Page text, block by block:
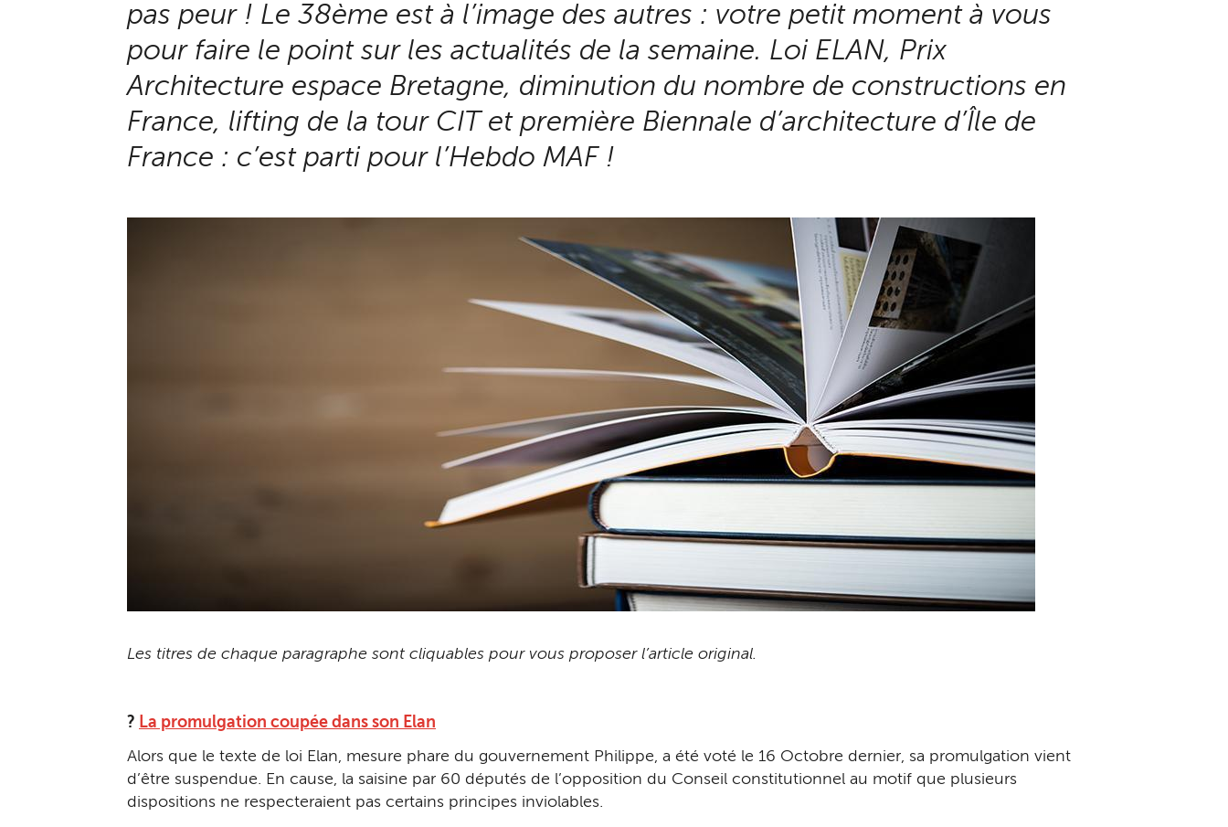
pas peur ! Le 38ème est à l’image des autres : votre petit moment à vous
pour faire le point sur les actualités de la semaine. Loi ELAN, Prix
Architecture espace Bretagne, diminution du nombre de constructions en
France, lifting de la tour CIT et première Biennale d’architecture d’Île de
France : c’est parti pour l’Hebdo MAF !
Les titres de chaque paragraphe sont cliquables pour vous proposer l’article original.
? La promulgation coupée dans son Elan
Alors que le texte de loi Elan, mesure phare du gouvernement Philippe, a été voté le 16 Octobre dernier, sa promulgation vient
d’être suspendue. En cause, la saisine par 60 députés de l’opposition du Conseil constitutionnel au motif que plusieurs
dispositions ne respecteraient pas certains principes inviolables.